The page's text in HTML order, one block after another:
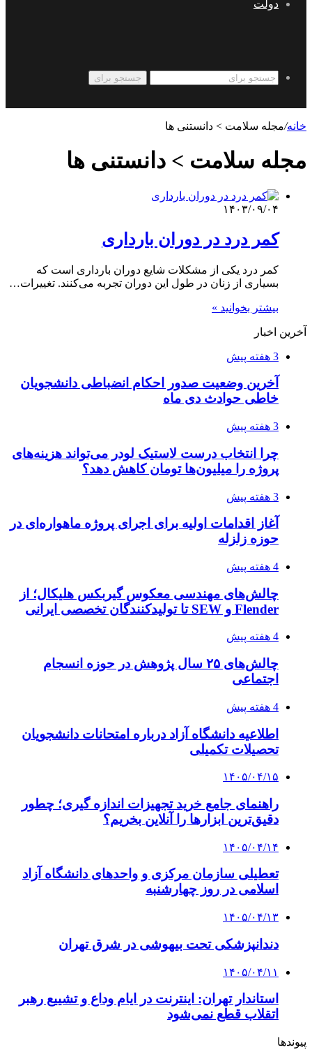
دولت
جستجو برای
خانه/مجله سلامت > دانستنی ها
مجله سلامت > دانستنی ها
۱۴۰۳/۰۹/۰۴
کمر درد در دوران بارداری
کمر درد یکی از مشکلات شایع دوران بارداری است که
بسیاری از زنان در طول این دوران تجربه می‌کنند. تغییرات…
بیشتر بخوانید »
آخرین اخبار
3 هفته پیش
آخرین وضعیت صدور احکام انضباطی دانشجویان
خاطی حوادث دی ماه
3 هفته پیش
چرا انتخاب درست لاستیک لودر می‌تواند هزینه‌های
پروژه را میلیون‌ها تومان کاهش دهد؟
3 هفته پیش
آغاز اقدامات اولیه برای اجرای پروژه ماهواره‌ای در
حوزه زلزله
4 هفته پیش
چالش‌های مهندسی معکوس گیربکس هلیکال؛ از
Flender و SEW تا تولیدکنندگان تخصصی ایرانی
4 هفته پیش
چالش‌های ۲۵ سال پژوهش در حوزه انسجام
اجتماعی
4 هفته پیش
اطلاعیه دانشگاه آزاد درباره امتحانات دانشجویان
تحصیلات تکمیلی
۱۴۰۵/۰۴/۱۵
راهنمای جامع خرید تجهیزات اندازه گیری؛ چطور
دقیق‌ترین ابزارها را آنلاین بخریم؟
۱۴۰۵/۰۴/۱۴
تعطیلی سازمان مرکزی و واحدهای دانشگاه آزاد
اسلامی در روز چهارشنبه
۱۴۰۵/۰۴/۱۳
دندانپزشکی تحت بیهوشی در شرق تهران
۱۴۰۵/۰۴/۱۱
استاندار تهران: اینترنت در ایام وداع و تشییع رهبر
اتقلاب قطع نمی‌شود
پیوندها